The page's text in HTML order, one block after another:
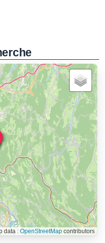
data : OpenStreetMapcontributors